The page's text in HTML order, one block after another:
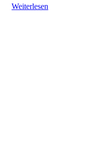
Weiterlesen